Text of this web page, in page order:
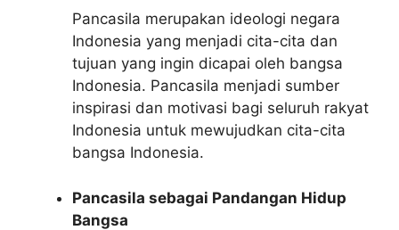
Pancasila merupakan ideologi negara
Indonesia yang menjadi cita-cita dan
tujuan yang ingin dicapai oleh bangsa
Indonesia. Pancasila menjadi sumber
inspirasi dan motivasi bagi seluruh rakyat
Indonesia untuk mewujudkan cita-cita
bangsa Indonesia.
Pancasila sebagai Pandangan Hidup
Bangsa